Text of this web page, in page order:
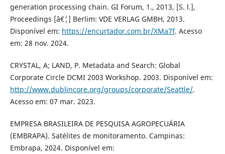
generation processing chain. GI Forum, 1., 2013, [S. l.],
Proceedings [â€¦] Berlim: VDE VERLAG GMBH, 2013.
Disponível em: https://encurtador.com.br/XMa7f. Acesso
em: 28 nov. 2024.
CRYSTAL, A; LAND, P. Metadata and Search: Global
Corporate Circle DCMI 2003 Workshop. 2003. Disponível em:
http://www.dublincore.org/groups/corporate/Seattle/.
Acesso em: 07 mar. 2023.
EMPRESA BRASILEIRA DE PESQUISA AGROPECUÁRIA
(EMBRAPA). Satélites de monitoramento. Campinas:
Embrapa, 2024. Disponível em: